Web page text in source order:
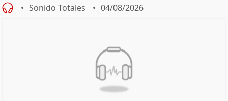
Sonido Totales 04/08/2026